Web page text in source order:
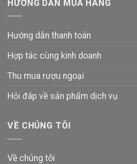
HƯỚNG DẪN MUA HÀNG
Hướng dẫn thanh toán
Hợp tác cùng kinh doanh
Thu mua rượu ngoại
Hỏi đáp về sản phẩm dịch vụ
VỀ CHÚNG TÔI
Về chúng tôi